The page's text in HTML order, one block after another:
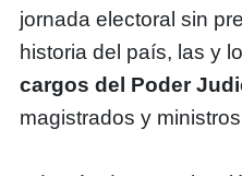
jornada electoral sin
historia del país, las y
cargos del Poder
magistrados y